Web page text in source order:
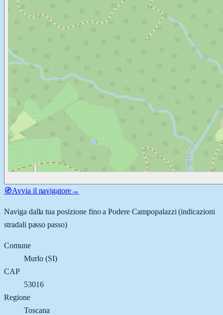
🧭Avvia il navigatore→
Naviga dalla tua posizione fino aPodere Campopalazzi (indicazioni
stradali passo passo)
Comune
Murlo(SI)
CAP
53016
Regione
Toscana